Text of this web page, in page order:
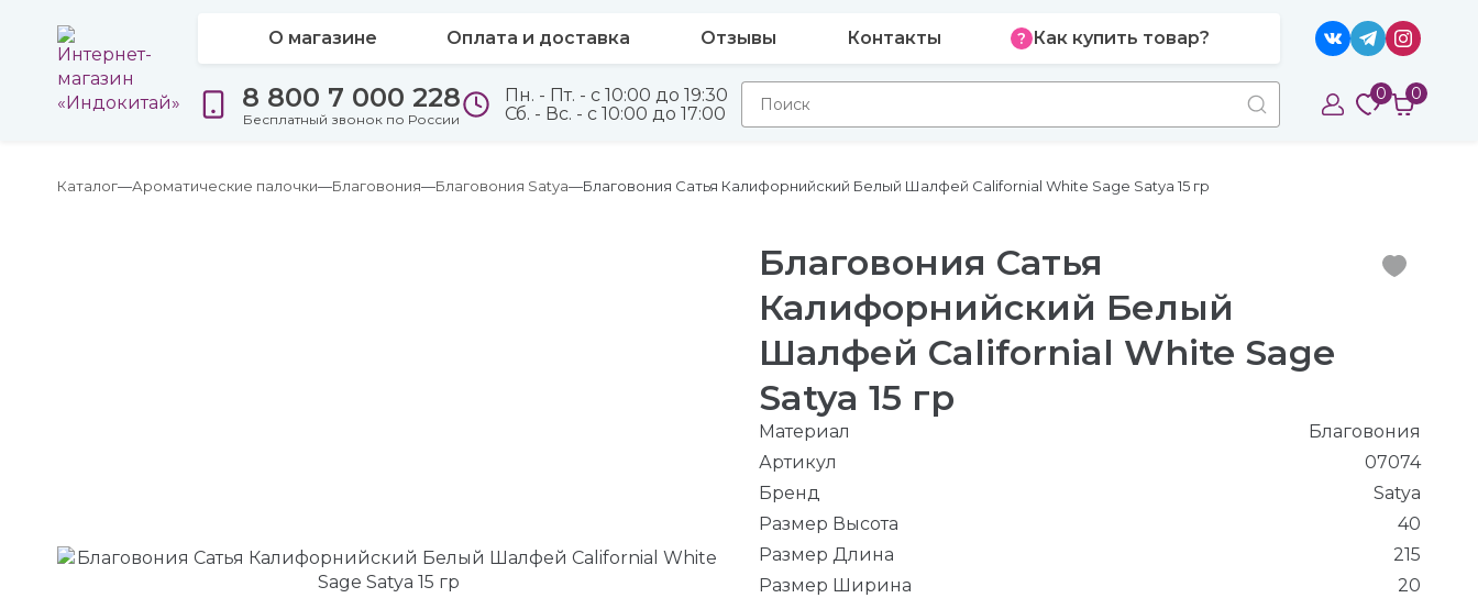
О магазине Оплата и доставка Отзывы Контакты Как купить товар?
8 800 7 000 228
Бесплатный звонок по России
Пн. - Пт. - с 10:00 до 19:30
Сб. - Вс. - с 10:00 до 17:00
0 0
Каталог Ароматические палочки Благовония Благовония Satya Благовония Сатья Калифорнийский Белый Шалфей Californial White Sage Satya 15 гр
Благовония Сатья
Калифорнийский Белый
Шалфей Californial White Sage
Satya 15 гр
Материал
Благовония
Артикул
07074
Бренд
Satya
Размер Высота
40
Размер Длина
215
Размер Ширина
20